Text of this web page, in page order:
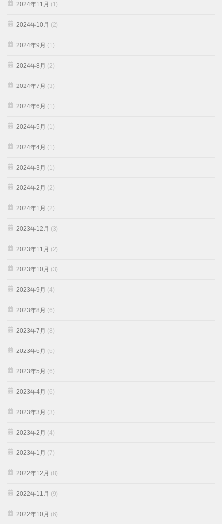
2024年11月 (1)
2024年10月 (2)
2024年9月 (1)
2024年8月 (2)
2024年7月 (3)
2024年6月 (1)
2024年5月 (1)
2024年4月 (1)
2024年3月 (1)
2024年2月 (2)
2024年1月 (2)
2023年12月 (3)
2023年11月 (2)
2023年10月 (3)
2023年9月 (4)
2023年8月 (6)
2023年7月 (8)
2023年6月 (6)
2023年5月 (6)
2023年4月 (6)
2023年3月 (3)
2023年2月 (4)
2023年1月 (7)
2022年12月 (8)
2022年11月 (9)
2022年10月 (6)